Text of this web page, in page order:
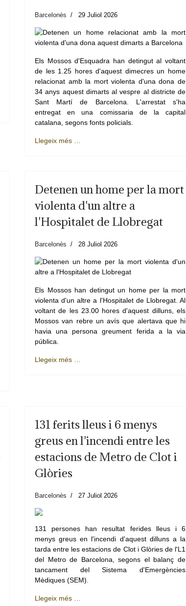
Barcelonès 29 Juliol 2026
Els Mossos d'Esquadra han detingut al voltant
de les 1.25 hores d'aquest dimecres un home
relacionat amb la mort violenta d'una dona de
34 anys aquest dimarts al vespre al districte de
Sant Martí de Barcelona. L'arrestat s'ha
entregat en una comissaria de la capital
catalana, segons fonts policials.
Llegeix més …
Detenen un home per la mort
violenta d'un altre a
l'Hospitalet de Llobregat
Barcelonès 28 Juliol 2026
Els Mossos han detingut un home per la mort
violenta d'un altre a l'Hospitalet de Llobregat. Al
voltant de les 23.00 hores d'aquest dilluns, els
Mossos van rebre un avís que alertava que hi
havia una persona greument ferida a la via
pública.
Llegeix més …
131 ferits lleus i 6 menys
greus en l'incendi entre les
estacions de Metro de Clot i
Glòries
Barcelonès 27 Juliol 2026
131 persones han resultat ferides lleus i 6
menys greus en l'incendi d'aquest dilluns a la
tarda entre les estacions de Clot i Glòries de l'L1
del Metro de Barcelona, segons el balanç de
tancament del Sistema d'Emergències
Mèdiques (SEM).
Llegeix més …